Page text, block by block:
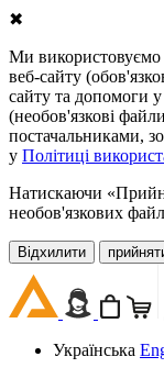
✖
Ми використовуємо
веб-сайту
сайту та допомоги
(необов'язкові
постачальниками,
у Політиці
Натискаючи
необов'язкових
Відхилити
Українська